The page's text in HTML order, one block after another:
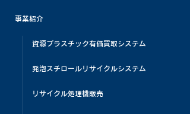
事業紹介
資源プラスチック有価買取システム
発泡スチロールリサイクルシステム
リサイクル処理機販売